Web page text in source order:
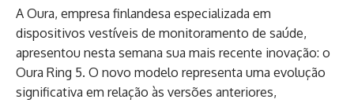
A Oura, empresa finlandesa especializada em
dispositivos vestíveis de monitoramento de saúde,
apresentou nesta semana sua mais recente inovação: o
Oura Ring 5. O novo modelo representa uma evolução
significativa em relação às versões anteriores,